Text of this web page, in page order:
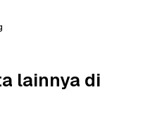
lainnya di